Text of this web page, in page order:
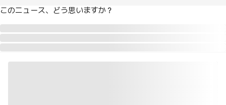
このニュース、どう思いますか？